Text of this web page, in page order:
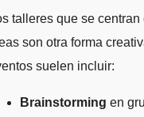
talleres que se
son otra forma
suelen incluir:
Brainstorming en